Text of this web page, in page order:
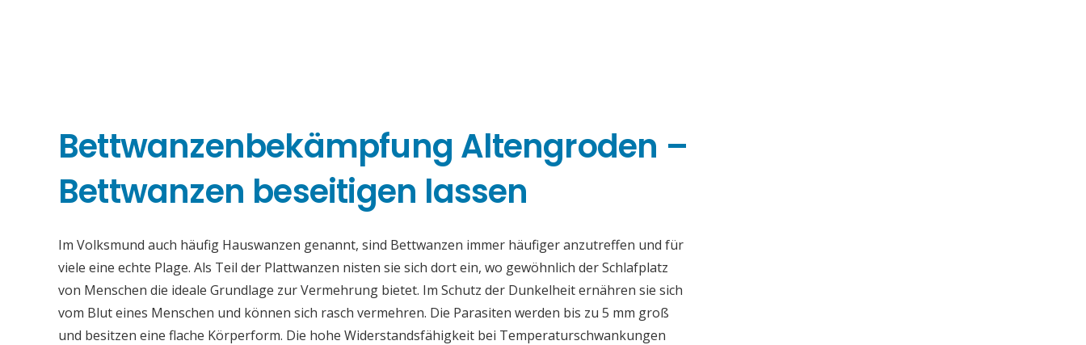
Bettwanzenbekämpfung Altengroden –
Bettwanzen beseitigen lassen
Im Volksmund auch häufig Hauswanzen genannt, sind Bettwanzen immer häufiger anzutreffen und für
viele eine echte Plage. Als Teil der Plattwanzen nisten sie sich dort ein, wo gewöhnlich der Schlafplatz
von Menschen die ideale Grundlage zur Vermehrung bietet. Im Schutz der Dunkelheit ernähren sie sich
vom Blut eines Menschen und können sich rasch vermehren. Die Parasiten werden bis zu 5 mm groß
und besitzen eine flache Körperform. Die hohe Widerstandsfähigkeit bei Temperaturschwankungen